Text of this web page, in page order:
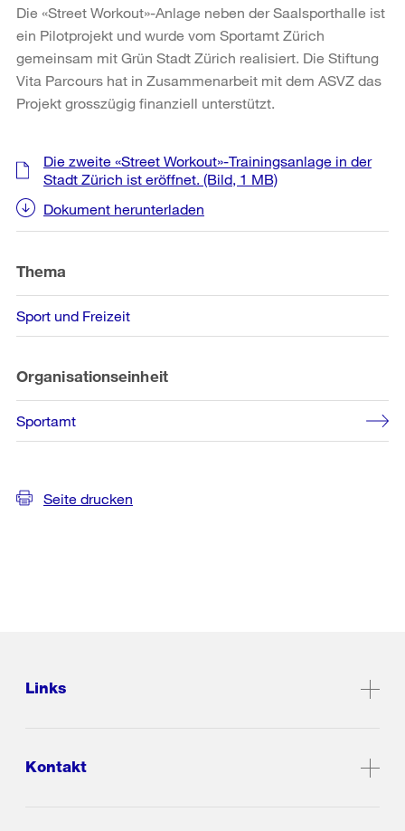
Die «Street Workout»-Anlage neben der Saalsporthalle ist
ein Pilotprojekt und wurde vom Sportamt Zürich
gemeinsam mit Grün Stadt Zürich realisiert. Die Stiftung
Vita Parcours hat in Zusammenarbeit mit dem ASVZ das
Projekt grosszügig finanziell unterstützt.
Weitere
Informationen
Die zweite «Street Workout»-Trainingsanlage in der
Stadt Zürich ist eröffnet. (Bild, 1 MB)
Dokument herunterladen
Thema
Sport und Freizeit
Organisationseinheit
Sportamt
Seite drucken
Links
Kontakt